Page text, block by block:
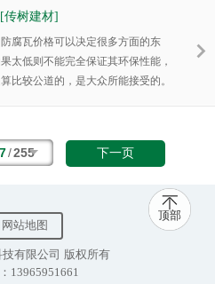
由合成树脂瓦厂家的专家来为大家
传树建材]
腐瓦价格可以决定很多方面的东
太低则不能完全保证其环保性能，
比较公道的，是大众所能接受的。
/255 下一页
网站地图
有限公司 版权所有
13965951661
顶部